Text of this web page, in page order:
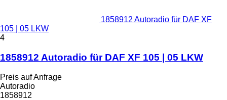
1858912 Autoradio für DAF XF
105 | 05 LKW
4
1858912 Autoradio für DAF XF 105 | 05 LKW
Preis auf Anfrage
Autoradio
1858912